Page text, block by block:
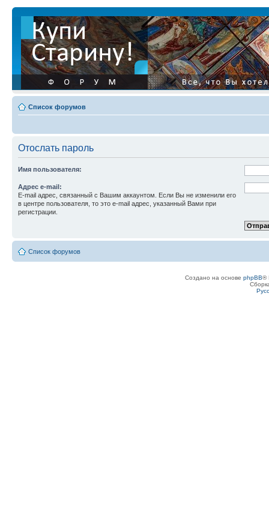
Список форумов
Отослать пароль
Имя пользователя:
Адрес e-mail:
E-mail адрес, связанный с Вашим аккаунтом. Если Вы не изменили его
в центре пользователя, то это e-mail адрес, указанный Вами при
регистрации.
Список форумов
Создано на основе phpBB®